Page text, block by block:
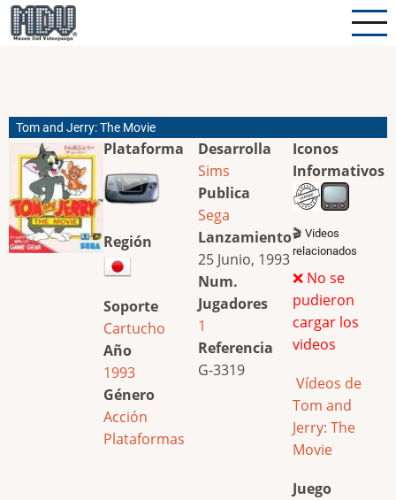
Pasar
al
Tom and Jerry: The Movie
Plataforma
Región
Soporte
Cartucho
Año
1993
Género
Acción
Plataformas
Desarrolla
Sims
Publica
Sega
Lanzamiento
25 Junio, 1993
Num.
Jugadores
1
Referencia
G-3319
Iconos
Informativos
🎬 Videos
relacionados
❌ No se
pudieron
cargar los
videos
Vídeos de
Tom and
Jerry: The
Movie
Juego